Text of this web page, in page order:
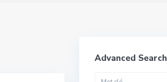
Advanced Search